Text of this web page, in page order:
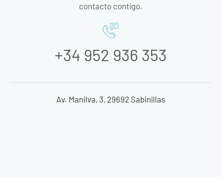
contacto contigo.
+34 952 936 353
Av. Manilva, 3, 29692 Sabinillas